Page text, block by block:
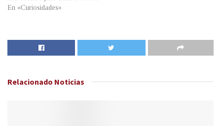
En «Curiosidades»
Relacionado Noticias